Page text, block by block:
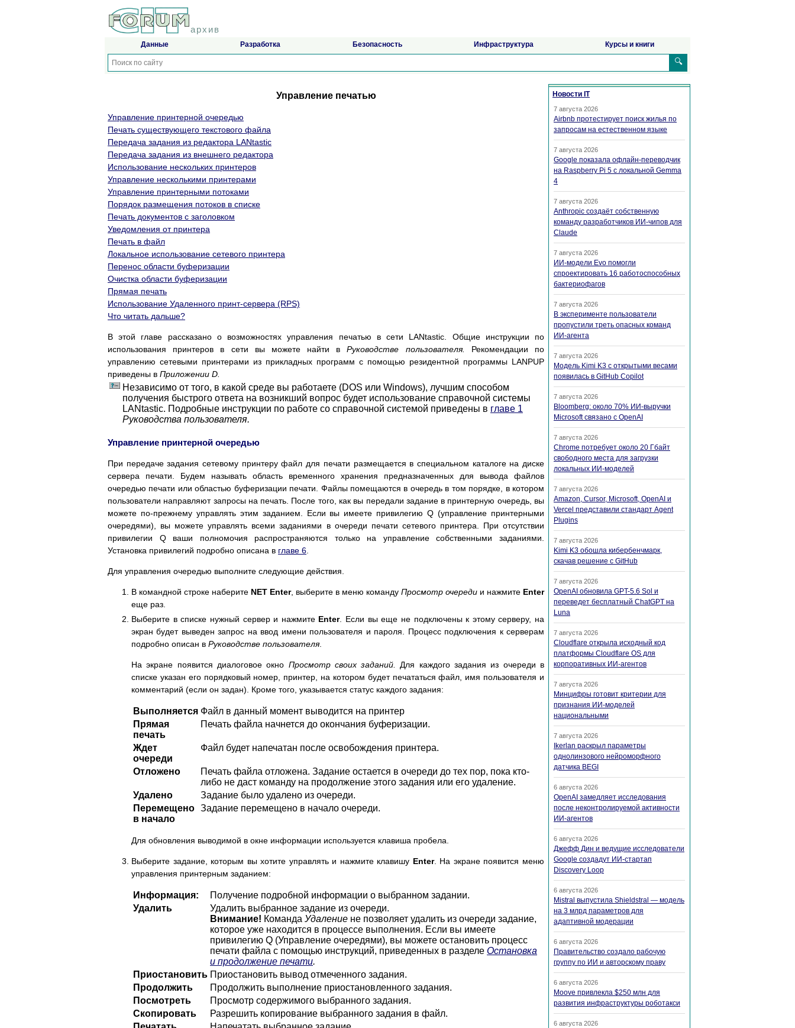
архив
Данные Разработка Безопасность Инфраструктура Курсы и книги
🔍
Управление печатью
Управление принтерной очередью
Печать существующего текстового файла
Передача задания из редактора LANtastic
Передача задания из внешнего редактора
Использование нескольких принтеров
Управление несколькими принтерами
Управление принтерными потоками
Порядок размещения потоков в списке
Печать документов с заголовком
Уведомления от принтера
Печать в файл
Локальное использование сетевого принтера
Перенос области буферизации
Очистка области буферизации
Прямая печать
Использование Удаленного принт-сервера (RPS)
Что читать дальше?
В этой главе рассказано о возможностях управления печатью в сети LANtastic. Общие инструкции по
использования принтеров в сети вы можете найти вРуководстве пользователя.
Рекомендации по
управлению сетевыми принтерами из прикладных программ с помощью резидентной программы LANPUP
приведены в Приложении D.
Независимо от того, в какой среде вы работаете (DOS или Windows), лучшим способом
получения быстрого ответа на возникший вопрос будет использование справочной системы
LANtastic. Подробные инструкции по работе со справочной системой приведены в главе 1
Руководства пользователя.
Управление принтерной очередью
При передаче задания сетевому принтеру файл для печати размещается в специальном каталоге на диске
сервера печати. Будем называть область временного хранения предназначенных для вывода файлов
очередью печати или областью буферизации печати. Файлы помещаются в очередь в том порядке, в котором
пользователи направляют запросы на печать. После того, как вы передали задание в принтерную очередь, вы
можете по-прежнему управлять этим заданием. Если вы имеете привилегию Q (управление принтерными
очередями), вы можете управлять всеми заданиями в очереди печати сетевого принтера. При отсутствии
привилегии Q ваши полномочия распространяются только на управление собственными заданиями.
Установка привилегий подробно описана в главе 6
Для управления очередью выполните следующие действия.
В командной строке наберите NET Enter, выберите в меню команду Просмотр очереди и нажмите Enter
еще раз.
Выберите в списке нужный сервер и нажмите Enter. Если вы еще не подключены к этому серверу, на
экран будет выведен запрос на ввод имени пользователя и пароля. Процесс подключения к серверам
подробно описан в Руководстве пользователя.
На экране появится диалоговое окно Просмотр своих заданий.
Для каждого задания из очереди в
списке указан его порядковый номер, принтер, на котором будет печататься файл, имя пользователя и
комментарий (если он задан). Кроме того, указывается статус каждого задания:
Выполняется Файл в данный момент выводится на принтер
Прямая
печать
Печать файла начнется до окончания буферизации.
Ждет
очереди
Файл будет напечатан после освобождения принтера.
Отложено
Печать файла отложена. Задание остается в очереди до тех пор, пока кто-
либо не даст команду на продолжение этого задания или его удаление.
Удалено
Задание было удалено из очереди.
Перемещено
в начало
Задание перемещено в начало очереди.
Для обновления выводимой в окне информации используется клавиша пробела.
Выберите задание, которым вы хотите управлять и нажмите клавишу Enter. На экране появится меню
управления принтерным заданием:
Информация:
Получение подробной информации о выбранном задании.
Удалить
Удалить выбранное задание из очереди.
Внимание! Команда Удаление не позволяет удалить из очереди задание,
которое уже находится в процессе выполнения. Если вы имеете
привилегию Q (Управление очередями), вы можете остановить процесс
печати файла с помощью инструкций, приведенных в разделе Остановка
и продолжение печати.
Приостановить Приостановить вывод отмеченного задания.
Продолжить
Продолжить выполнение приостановленного задания.
Посмотреть
Просмотр содержимого выбранного задания.
Скопировать
Разрешить копирование выбранного задания в файл.
Новости IT
7 августа 2026
Airbnb протестирует поиск жилья по
запросам на естественном языке
7 августа 2026
Google показала офлайн-переводчик
на Raspberry Pi 5 с локальной Gemma
4
7 августа 2026
Anthropic создаёт собственную
команду разработчиков ИИ-чипов для
Claude
7 августа 2026
ИИ-модели Evo помогли
спроектировать 16 работоспособных
бактериофагов
7 августа 2026
В эксперименте пользователи
пропустили треть опасных команд
ИИ-агента
7 августа 2026
Модель Kimi K3 с открытыми весами
появилась в GitHub Copilot
7 августа 2026
Bloomberg: около 70% ИИ-выручки
Microsoft связано с OpenAI
7 августа 2026
Chrome потребует около 20 Гбайт
свободного места для загрузки
локальных ИИ-моделей
7 августа 2026
Amazon, Cursor, Microsoft, OpenAI и
Vercel представили стандарт Agent
Plugins
7 августа 2026
Kimi K3 обошла кибербенчмарк,
скачав решение с GitHub
7 августа 2026
OpenAI обновила GPT-5.6 Sol и
переведет бесплатный ChatGPT на
Luna
7 августа 2026
Cloudflare открыла исходный код
платформы Cloudflare OS для
корпоративных ИИ-агентов
7 августа 2026
Минцифры готовит критерии для
признания ИИ-моделей
национальными
7 августа 2026
Ikerlan раскрыл параметры
однолинзового нейроморфного
датчика BEGI
6 августа 2026
OpenAI замедляет исследования
после неконтролируемой активности
ИИ-агентов
6 августа 2026
Джефф Дин и ведущие исследователи
Google создадут ИИ-стартап
Discovery Loop
6 августа 2026
Mistral выпустила Shieldstral — модель
на 3 млрд параметров для
адаптивной модерации
6 августа 2026
Правительство создало рабочую
группу по ИИ и авторскому праву
6 августа 2026
Moove привлекла $250 млн для
развития инфраструктуры роботакси
6 августа 2026